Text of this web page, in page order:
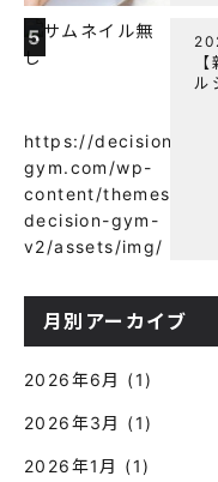
5
https://decision-
gym.com/wp-
content/themes/wp-
decision-gym-
v2/assets/img/
ル
月別アーカイブ
2026年6月 (1)
2026年3月 (1)
2026年1月 (1)